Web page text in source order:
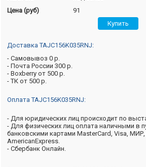
Цена (руб)
91
Доставка TAJC156K035RNJ:
- Самовывоз 0 р.
- Почта России 300 р.
- Boxberry от 500 р.
- ТК от 500 р.
Оплата TAJC156K035RNJ:
- Для юридических лиц происходит по
- Для физических лиц оплата наличными в
банковскими картами MasterCard, Visa,
AmericanExpress.
- Сбербанк Онлайн.